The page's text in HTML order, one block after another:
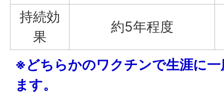
持続効
果
約5年程度
※どちらかのワクチンで生涯に
ます。